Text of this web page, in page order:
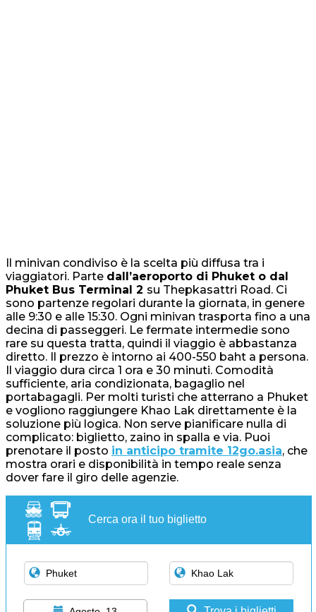
Il minivan condiviso è la scelta più diffusa tra i
viaggiatori. Parte dall’aeroporto di Phuket o dal
Phuket Bus Terminal 2 su Thepkasattri Road. Ci
sono partenze regolari durante la giornata, in genere
alle 9:30 e alle 15:30. Ogni minivan trasporta fino a una
decina di passeggeri. Le fermate intermedie sono
rare su questa tratta, quindi il viaggio è abbastanza
diretto. Il prezzo è intorno ai 400-550 baht a persona.
Il viaggio dura circa 1 ora e 30 minuti. Comodità
sufficiente, aria condizionata, bagaglio nel
portabagagli. Per molti turisti che atterrano a Phuket
e vogliono raggiungere Khao Lak direttamente è la
soluzione più logica. Non serve pianificare nulla di
complicato: biglietto, zaino in spalla e via. Puoi
prenotare il posto in anticipo tramite 12go.asia, che
mostra orari e disponibilità in tempo reale senza
dover fare il giro delle agenzie.
Cerca ora il tuo biglietto